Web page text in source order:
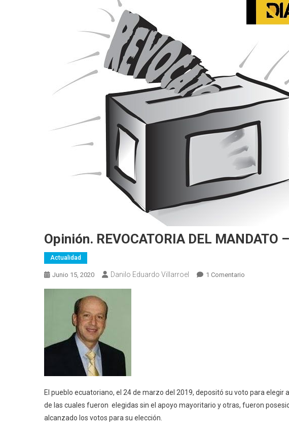
Opinión. REVOCATORIA DEL MANDATO
Actualidad
Junio 15, 2020 Danilo Eduardo Villarroel 1 Comentario
El pueblo ecuatoriano, el 24 de marzo del 2019, depositó su voto para
de las cuales fueron elegidas sin el apoyo mayoritario y otras, fueron
alcanzado los votos para su elección.